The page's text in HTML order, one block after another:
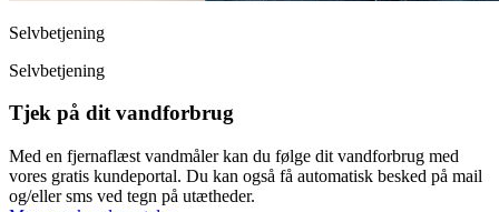
Selvbetjening
Selvbetjening
Tjek på dit vandforbrug
Med en fjernaflæst vandmåler kan du følge dit vandforbrug med
vores gratis kundeportal. Du kan også få automatisk besked på mail
og/eller sms ved tegn på utætheder.